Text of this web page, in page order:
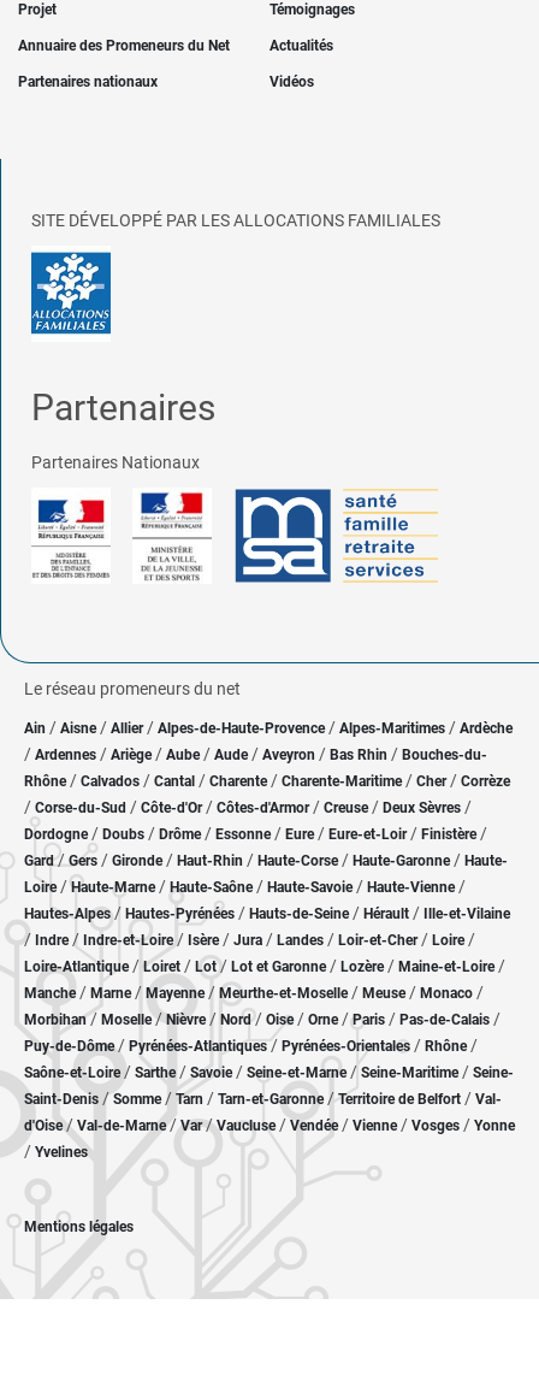
Projet Témoignages
Annuaire des Promeneurs du Net Actualités
Partenaires nationaux Vidéos
SITE DÉVELOPPÉ PAR LES ALLOCATIONS FAMILIALES
Partenaires
Partenaires Nationaux
Le réseau promeneurs du net
Ain / Aisne/ Allier/ Alpes-de-Haute-Provence / Alpes-Maritimes / Ardèche
/ Ardennes / Ariège/ Aube/ Aude / Aveyron / Bas Rhin / Bouches-du-
Rhône/ Calvados / Cantal / Charente / Charente-Maritime/ Cher / Corrèze
/ Corse-du-Sud / Côte-d'Or / Côtes-d'Armor/ Creuse/ Deux Sèvres /
Dordogne/ Doubs / Drôme/ Essonne / Eure/ Eure-et-Loir / Finistère/
Gard/Gers / Gironde/ Haut-Rhin / Haute-Corse/ Haute-Garonne/ Haute-
Loire/Haute-Marne/ Haute-Saône/ Haute-Savoie/ Haute-Vienne/
Hautes-Alpes/ Hautes-Pyrénées / Hauts-de-Seine/ Hérault / Ille-et-Vilaine
/ Indre/ Indre-et-Loire/ Isère/ Jura / Landes / Loir-et-Cher/ Loire/
Loire-Atlantique/ Loiret / Lot/ Lot et Garonne/ Lozère / Maine-et-Loire/
Manche/ Marne/ Mayenne/ Meurthe-et-Moselle/ Meuse/ Monaco /
Morbihan/ Moselle/ Nièvre / Nord/ Oise / Orne/Paris / Pas-de-Calais /
Puy-de-Dôme/ Pyrénées-Atlantiques / Pyrénées-Orientales / Rhône/
Saône-et-Loire/ Sarthe/ Savoie/ Seine-et-Marne/ Seine-Maritime/ Seine-
Saint-Denis /Somme/ Tarn / Tarn-et-Garonne/Territoire de Belfort / Val-
d'Oise/ Val-de-Marne/Var/Vaucluse/ Vendée/ Vienne/ Vosges / Yonne
/ Yvelines
Mentions légales